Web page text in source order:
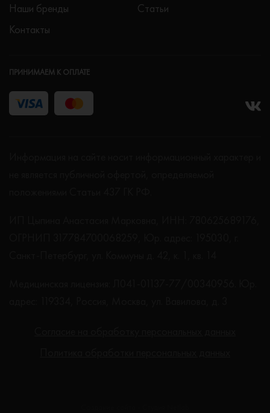
Наши бренды
Контакты
Статьи
ПРИНИМАЕМ К ОПЛАТЕ